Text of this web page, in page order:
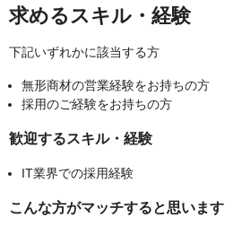
求めるスキル・経験
下記いずれかに該当する方
無形商材の営業経験をお持ちの方
採用のご経験をお持ちの方
歓迎するスキル・経験
IT業界での採用経験
こんな方がマッチすると思います